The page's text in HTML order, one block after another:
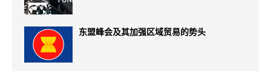
东盟峰会及其加强区域贸易的势头